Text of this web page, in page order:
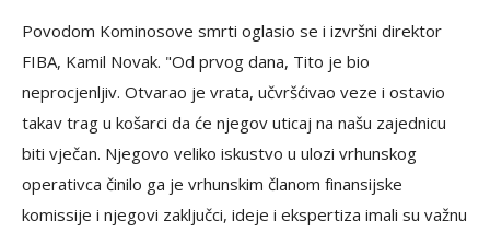
Povodom Kominosove smrti oglasio se i izvršni direktor
FIBA, Kamil Novak. "Od prvog dana, Tito je bio
neprocjenljiv. Otvarao je vrata, učvršćivao veze i ostavio
takav trag u košarci da će njegov uticaj na našu zajednicu
biti vječan. Njegovo veliko iskustvo u ulozi vrhunskog
operativca činilo ga je vrhunskim članom finansijske
komissije i njegovi zaključci, ideje i ekspertiza imali su važnu